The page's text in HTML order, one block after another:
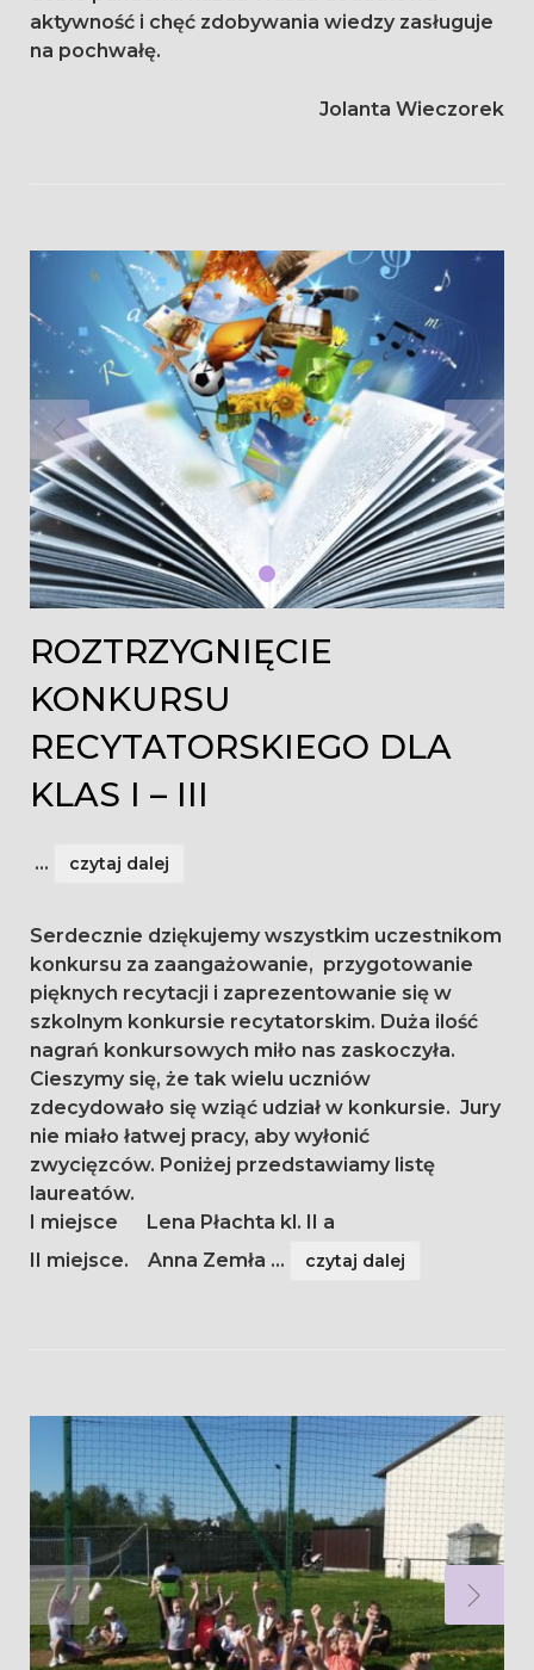
aktywność i chęć zdobywania wiedzy zasługuje
na pochwałę.
Jolanta Wieczorek
ROZTRZYGNIĘCIE
KONKURSU
RECYTATORSKIEGO DLA
KLAS I – III
... czytaj dalej
Serdecznie dziękujemy wszystkim uczestnikom
konkursu za zaangażowanie, przygotowanie
pięknych recytacji i zaprezentowanie się w
szkolnym konkursie recytatorskim. Duża ilość
nagrań konkursowych miło nas zaskoczyła.
Cieszymy się, że tak wielu uczniów
zdecydowało się wziąć udział w konkursie. Jury
nie miało łatwej pracy, aby wyłonić
zwycięzców. Poniżej przedstawiamy listę
laureatów.
I miejsce Lena Płachta kl. II a
II miejsce. Anna Zemła ... czytaj dalej